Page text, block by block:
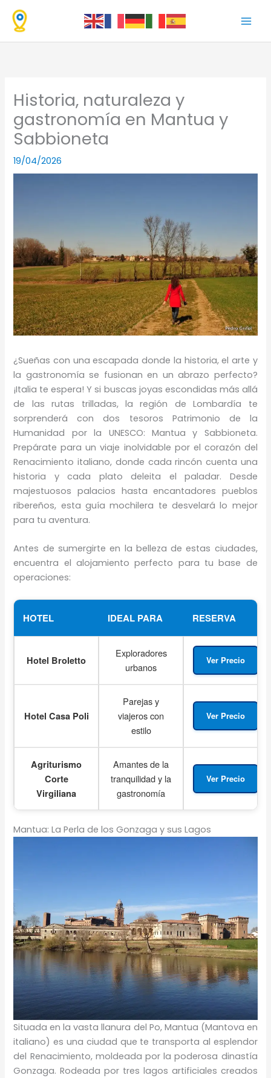
contenido
Historia, naturaleza y
gastronomía en Mantua y
Sabbioneta
19/04/2026
¿Sueñas con una escapada donde la historia, el arte y
la gastronomía se fusionan en un abrazo perfecto?
¡Italia te espera! Y si buscas joyas escondidas más allá
de las rutas trilladas, la región de Lombardía te
sorprenderá con dos tesoros Patrimonio de la
Humanidad por la UNESCO: Mantua y Sabbioneta.
Prepárate para un viaje inolvidable por el corazón del
Renacimiento italiano, donde cada rincón cuenta una
historia y cada plato deleita el paladar. Desde
majestuosos palacios hasta encantadores pueblos
ribereños, esta guía mochilera te desvelará lo mejor
para tu aventura.
Antes de sumergirte en la belleza de estas ciudades,
encuentra el alojamiento perfecto para tu base de
operaciones:
HOTEL IDEAL PARA RESERVA
Hotel Broletto
Exploradores
urbanos
Ver Precio
Hotel Casa Poli
Parejas y
viajeros con
estilo
Ver Precio
Agriturismo
Corte
Virgiliana
Amantes de la
tranquilidad y la
gastronomía
Ver Precio
Mantua: La Perla de los Gonzaga y sus Lagos
Situada en la vasta llanura del Po, Mantua (Mantova en
italiano) es una ciudad que te transporta al esplendor
del Renacimiento, moldeada por la poderosa dinastía
Gonzaga. Rodeada por tres lagos artificiales creados